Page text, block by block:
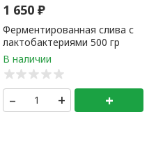
1 650₽
Ферментированная слива с
лактобактериями 500 гр
– + +